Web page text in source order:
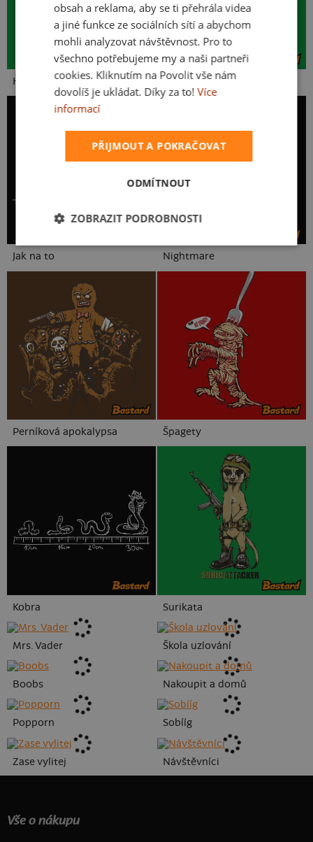
Hungry Dragon Invisible chameleon
Jak na to Nightmare
Perníková apokalypsa Špagety
Kobra Surikata
Mrs. Vader Škola uzlování
Boobs Nakoupit a domů
Popporn Sobííg
Zase vylitej Návštěvníci
Vše o nákupu
obsah a reklama, aby se ti přehrála videa
a jiné funkce ze sociálních sítí a abychom
mohli analyzovat návštěvnost. Pro to
všechno potřebujeme my a naši partneři
cookies. Kliknutím na Povolit vše nám
dovolíš je ukládat. Díky za to! Více
informací
PŘIJMOUT A POKRAČOVAT
ODMÍTNOUT
ZOBRAZIT PODROBNOSTI